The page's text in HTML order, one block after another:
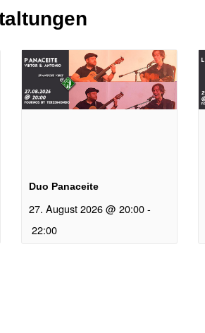
Duo Panaceite
27. August 2026 @ 20:00 -
22:00